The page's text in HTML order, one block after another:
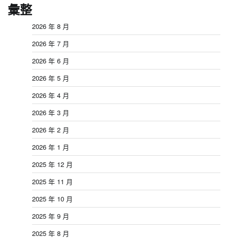
彙整
2026 年 8 月
2026 年 7 月
2026 年 6 月
2026 年 5 月
2026 年 4 月
2026 年 3 月
2026 年 2 月
2026 年 1 月
2025 年 12 月
2025 年 11 月
2025 年 10 月
2025 年 9 月
2025 年 8 月